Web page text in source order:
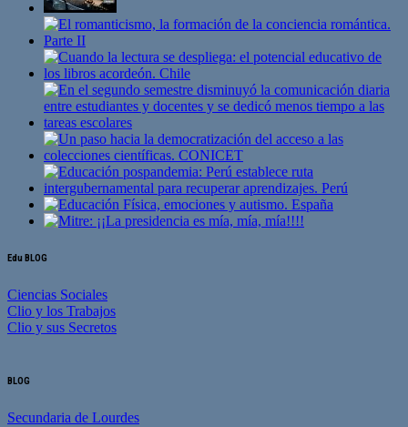
Edu BLOG
Ciencias Sociales
Clio y los Trabajos
Clio y sus Secretos
BLOG
Secundaria de Lourdes